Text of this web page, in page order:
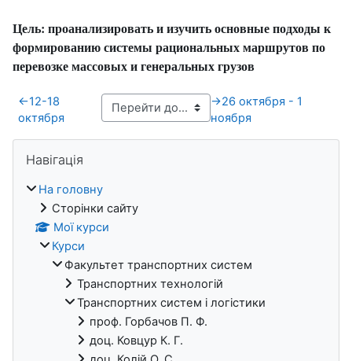
Цель: проанализироватьиизучить основныеподходы к
формированиюсистемы рациональныхмаршрутов по
перевозкемассовыхигенеральныхгрузов
←12-18
октября
→26 октября - 1
ноября
Навігація
На головну
Сторінки сайту
Мої курси
Курси
Факультет транспортних систем
Транспортних технологій
Транспортних систем і логістики
проф. Горбачов П. Ф.
доц. Ковцур К. Г.